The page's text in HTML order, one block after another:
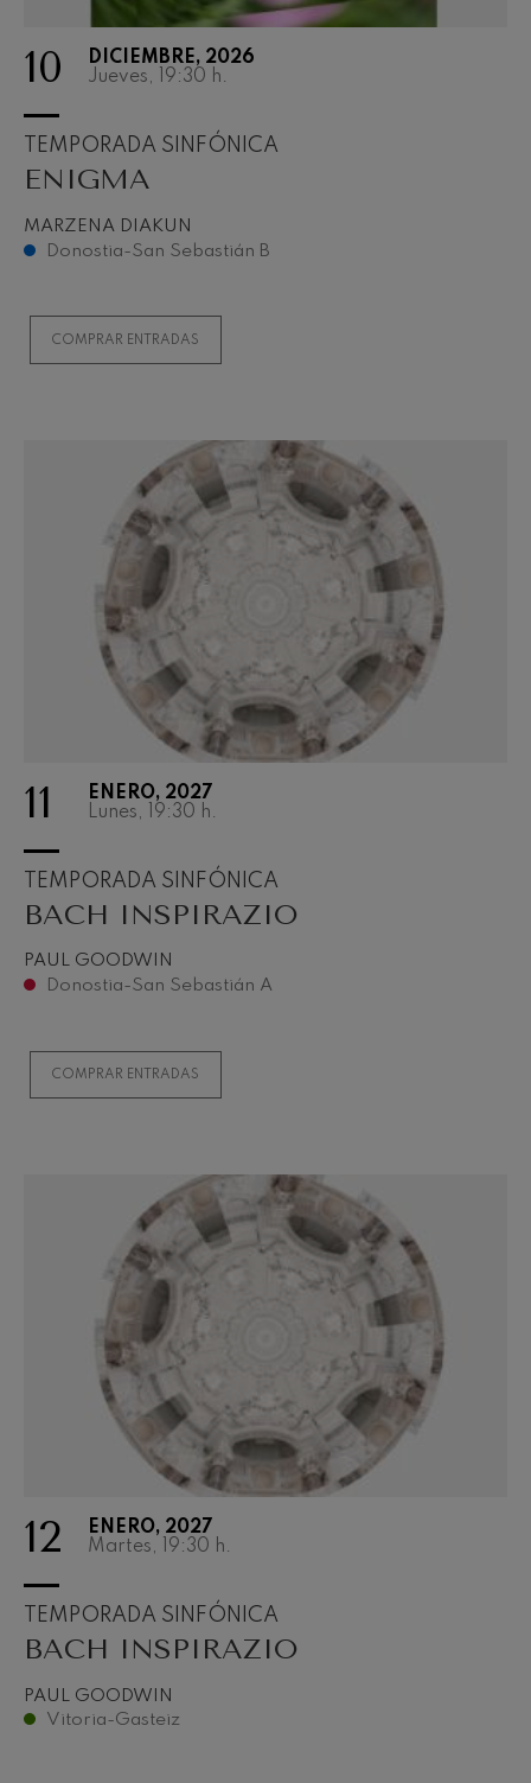
10
DICIEMBRE, 2026
Jueves, 19:30 h.
TEMPORADA SINFÓNICA
ENIGMA
MARZENA DIAKUN
Donostia-San Sebastián B
COMPRAR ENTRADAS
11
ENERO, 2027
Lunes, 19:30 h.
TEMPORADA SINFÓNICA
BACH INSPIRAZIO
PAUL GOODWIN
Donostia-San Sebastián A
COMPRAR ENTRADAS
12
ENERO, 2027
Martes, 19:30 h.
TEMPORADA SINFÓNICA
BACH INSPIRAZIO
PAUL GOODWIN
Vitoria-Gasteiz